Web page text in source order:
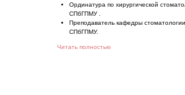
Ординатура по хирургической
СПбГПМУ .
Преподаватель кафедры стоматологии
СПбГПМУ.
Читать полностью